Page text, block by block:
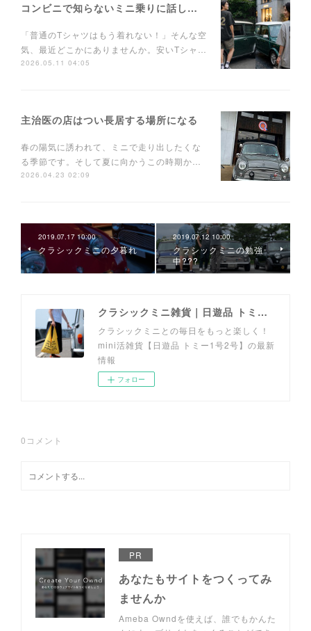
コンビニで知らないミニ乗りに話しかけられるTシャツ
「普通のTシャツはもう着れない！」そんな空
気、最近どこかにありませんか。安いTシャ…
2026.05.11 04:05
主治医の店はつい長居する場所になる
春の陽気に誘われて、ミニで走り出したくな
る季節です。そして夏に向かうこの時期か…
2026.04.23 02:09
2019.07.17 10:00
クラシックミニの夕暮れ
2019.07.12 10:00
クラシックミニの勉強
中???
クラシックミニ雑貨｜日遊品 トミー1号2号
クラシックミニとの毎日をもっと楽しく！
mini活雑貨【日遊品 トミー1号2号】の最新
情報
フォロー
0 コメント
PR
あなたもサイトをつくってみ
ませんか
Ameba Owndを使えば、誰でもかんた